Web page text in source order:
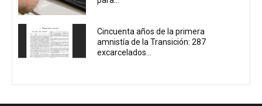
Cincuenta años de la primera
amnistía de la Transición: 287
excarcelados...